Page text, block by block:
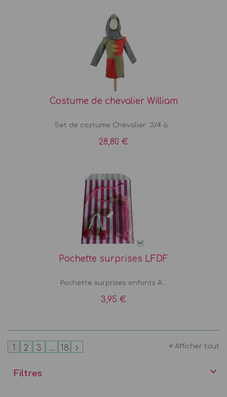
Costume de chevalier William
Set de costume Chevalier 3/4 à...
28,80 €
Pochette surprises LFDF
Pochette surprises enfants A...
3,95 €
Afficher tout
1 2 3 ... 18
Filtres